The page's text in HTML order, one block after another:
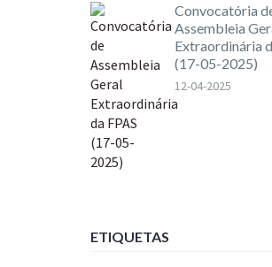
Convocatória
Assembleia
Extraordinária
(17-05-2025)
12-04-2025
ETIQUETAS